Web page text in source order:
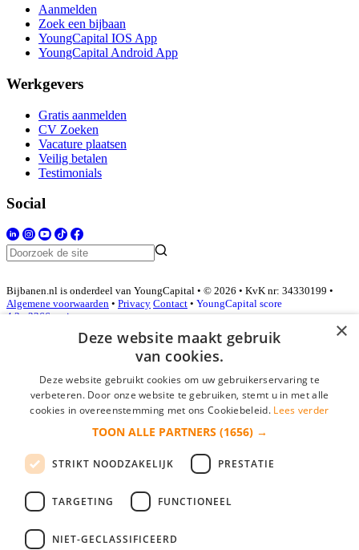
Aanmelden
Zoek een bijbaan
YoungCapital IOS App
YoungCapital Android App
Werkgevers
Gratis aanmelden
CV Zoeken
Vacature plaatsen
Veilig betalen
Testimonials
Social
Bijbanen.nl is onderdeel van YoungCapital • © 2026 • KvK nr: 34330199 •
Algemene voorwaarden • Privacy Contact • YoungCapital score
4.3 - 3366 reviews
Inloggen als bedrijf
*
login gegevens onthouden
login
Bedrijf aanmelden
×
Deze website maakt gebruik
van cookies.
Deze website gebruikt cookies om uw gebruikerservaring te
verbeteren. Door onze website te gebruiken, stemt u in met alle
cookies in overeenstemming met ons Cookiebeleid. Lees verder
TOON ALLE PARTNERS (1656) →
STRIKT NOODZAKELIJK PRESTATIE
TARGETING FUNCTIONEEL
NIET-GECLASSIFICEERD